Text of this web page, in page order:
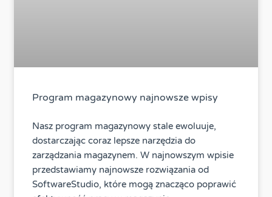
Program magazynowy najnowsze wpisy
Nasz program magazynowy stale ewoluuje,
dostarczając coraz lepsze narzędzia do
zarządzania magazynem. W najnowszym wpisie
przedstawiamy najnowsze rozwiązania od
SoftwareStudio, które mogą znacząco poprawić